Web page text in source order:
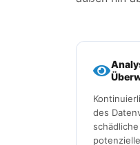
des